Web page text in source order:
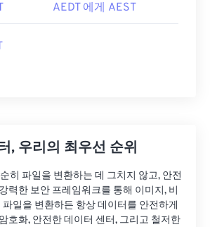
AEDT 에게 AEST
, 우리의 최우선 순위
히 파일을 변환하는 데 그치지 않고, 안전
력한 보안 프레임워크를 통해 이미지, 비
일을 변환하든 항상 데이터를 안전하게
호화, 안전한 데이터 센터, 그리고 철저한